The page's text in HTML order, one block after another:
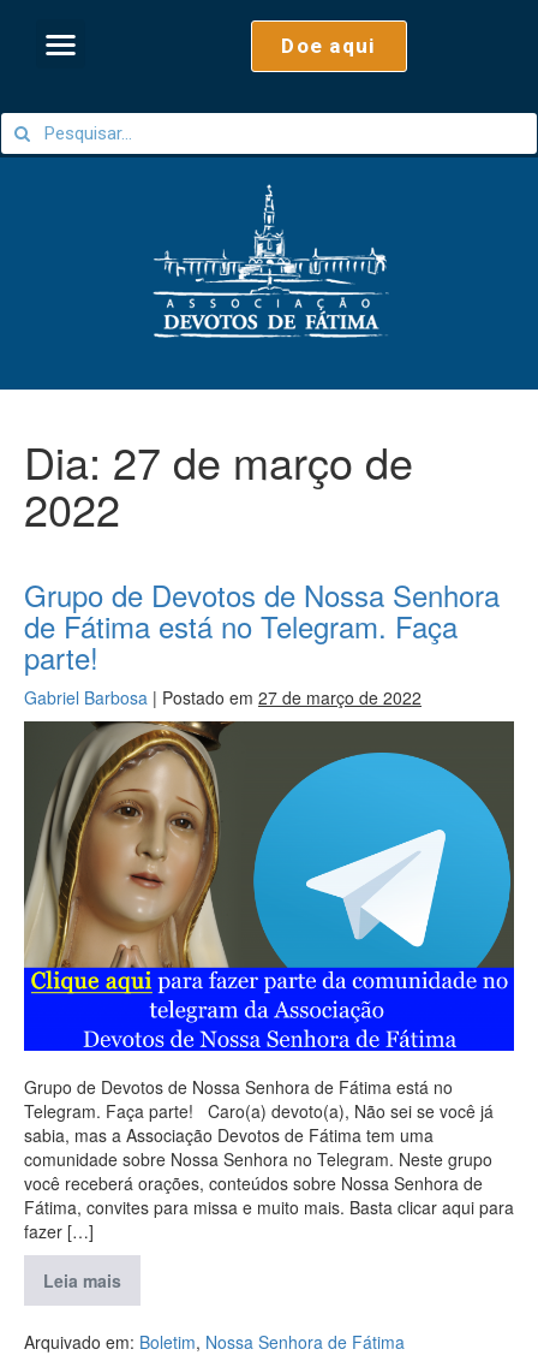
Doe aqui
Dia: 27 de março de
2022
Grupo de Devotos de Nossa Senhora
de Fátima está no Telegram. Faça
parte!
Gabriel Barbosa | Postado em 27 de março de 2022
Grupo de Devotos de Nossa Senhora de Fátima está no
Telegram. Faça parte! Caro(a) devoto(a), Não sei se você já
sabia, mas a Associação Devotos de Fátima tem uma
comunidade sobre Nossa Senhora no Telegram. Neste grupo
você receberá orações, conteúdos sobre Nossa Senhora de
Fátima, convites para missa e muito mais. Basta clicar aqui para
fazer […]
Leia mais
Arquivado em: Boletim, Nossa Senhora de Fátima